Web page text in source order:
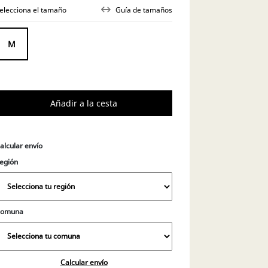
el tamaño Guía de tamaños
M
envío
Calcular envío